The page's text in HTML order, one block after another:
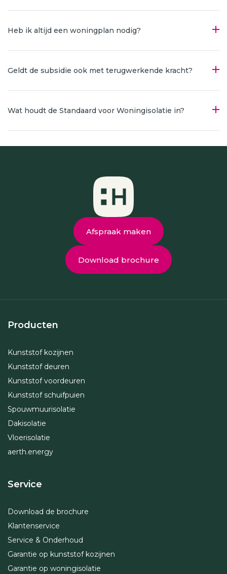
Heb ik altijd een woningplan nodig?
Geldt de subsidie ook met terugwerkende kracht?
Wat houdt de Standaard voor Woningisolatie in?
Afspraak maken
Download brochure
Producten
Kunststof kozijnen
Kunststof deuren
Kunststof voordeuren
Kunststof schuifpuien
Spouwmuurisolatie
Dakisolatie
Vloerisolatie
aerth.energy
Service
Download de brochure
Klantenservice
Service & Onderhoud
Garantie op kunststof kozijnen
Garantie op woningisolatie